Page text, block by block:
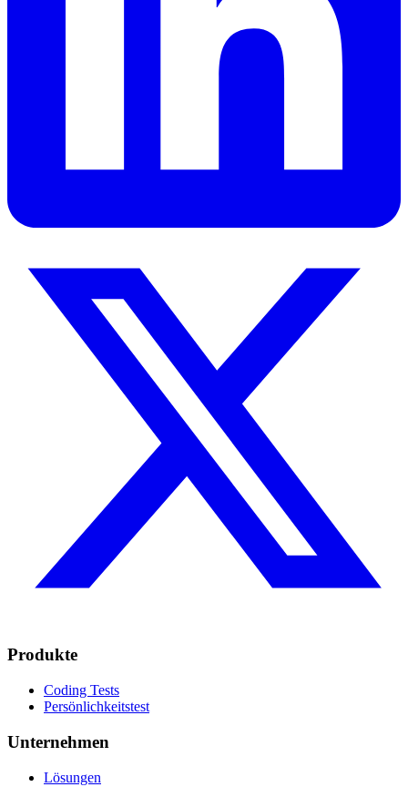
Produkte
Coding Tests
Persönlichkeitstest
Unternehmen
Lösungen